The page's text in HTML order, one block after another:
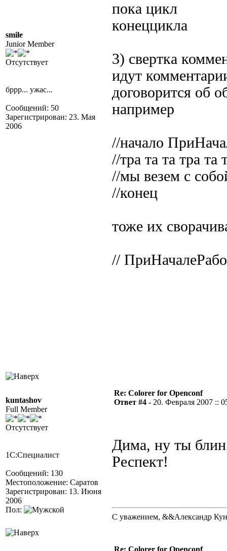
smile
Junior Member
Отсутствует
бррр... ужас...
Сообщений: 50
Зарегистрирован: 23. Мая
2006
пока цикл
конеццикла
3) свертка
идут
договорится об
например
//начало
//тра та та тра та
//мы везем с
//конец
тоже их
//
kuntashov
Full Member
Отсутствует
1С:Специалист
Сообщений: 130
Местоположение: Саратов
Зарегистрирован: 13. Июня
2006
Пол:
Re: Colorer for Openconf
Ответ #4 - 20. Февраля 2007 ::
Дима, ну ты
Респект!
С уважением, &&Александр
Re: Colorer for Openconf